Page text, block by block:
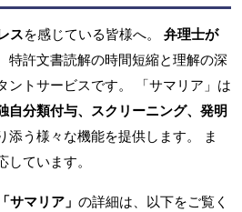
スを感じている皆様へ。 弁理士が
特許文書読解の時間短縮と理解の深
ントサービスです。 「サマリア」は
自分類付与、スクリーニング、発明
添う様々な機能を提供します。 ま
ています。
サマリア」 の詳細は、以下をご覧く